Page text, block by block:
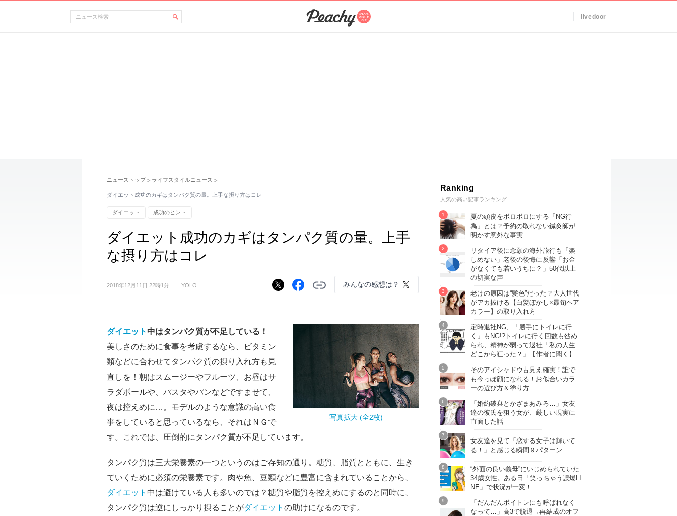
livedoor
ニューストップ > ライフスタイルニュース >
ダイエット成功のカギはタンパク質の量。上手な摂り方はコレ
ダイエット 成功のヒント
ダイエット成功のカギはタンパク質の量。上手
な摂り方はコレ
2018年12月11日 22時1分 YOLO みんなの感想は？
写真拡大 (全2枚)
ダイエット 中はタンパク質が不足している！
美しさのために食事を考慮するなら、ビタミン
類などに合わせてタンパク質の摂り入れ方も見
直しを！朝はスムージーやフルーツ、お昼はサ
ラダボールや、パスタやパンなどですませて、
夜は控えめに…。モデルのような意識の高い食
事をしていると思っているなら、それはＮＧで
す。これでは、圧倒的にタンパク質が不足しています。
タンパク質は三大栄養素の一つというのはご存知の通り。糖質、脂質とともに、生き
ていくために必須の栄養素です。肉や魚、豆類などに豊富に含まれていることから、
ダイエット 中は避けている人も多いのでは？糖質や脂質を控えめにするのと同時に、
タンパク質は逆にしっかり摂ることがダイエット の助けになるのです。
Ranking
人気の高い記事ランキング
夏の頭皮をボロボロにする「NG行
為」とは？予約の取れない鍼灸師が
明かす意外な事実
リタイア後に念願の海外旅行も「楽
しめない」老後の後悔に反響「お金
がなくても若いうちに？」50代以上
の切実な声
老けの原因は“髪色”だった？大人世代
がアカ抜ける【白髪ぼかし×最旬ヘア
カラー】の取り入れ方
定時退社NG、「勝手にトイレに行
く」もNG!?トイレに行く回数も咎め
られ、精神が弱って退社「私の人生
どこから狂った？」【作者に聞く】
そのアイシャドウ古見え確実！誰で
も今っぽ顔になれる！お似合いカラ
ーの選び方＆塗り方
「婚約破棄とかざまあみろ…」女友
達の彼氏を狙う女が、厳しい現実に
直面した話
女友達を見て「恋する女子は輝いて
る！」と感じる瞬間９パターン
“外面の良い義母”にいじめられていた
34歳女性。ある日「笑っちゃう誤爆LI
NE」で状況が一変！
「だんだんボイトレにも呼ばれなく
なって…」高3で脱退→再結成のオフ